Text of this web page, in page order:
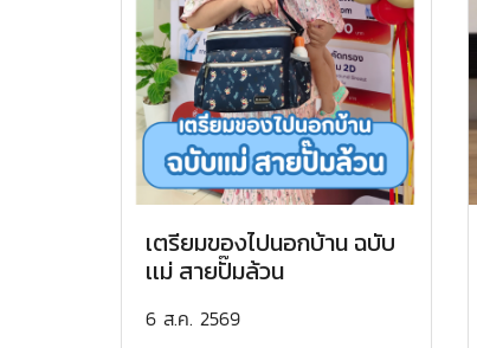
เตรียมของไปนอกบ้าน ฉบับ
เเม่ สายปั๊มล้วน
6 ส.ค. 2569